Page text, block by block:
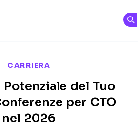
CARRIERA
Potenziale del Tuo
per CTO
nel 2026